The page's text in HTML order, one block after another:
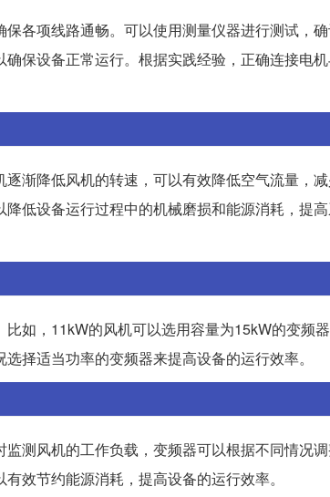
各项线路通畅。可以使用测量仪器进行测试，
保设备正常运行。根据实践经验，正确连接电
渐降低风机的转速，可以有效降低空气流量，
低设备运行过程中的机械磨损和能源消耗，提
如，11kW的风机可以选用容量为15kW的变频器
择适当功率的变频器来提高设备的运行效率。
测风机的工作负载，变频器可以根据不同情况
效节约能源消耗，提高设备的运行效率。